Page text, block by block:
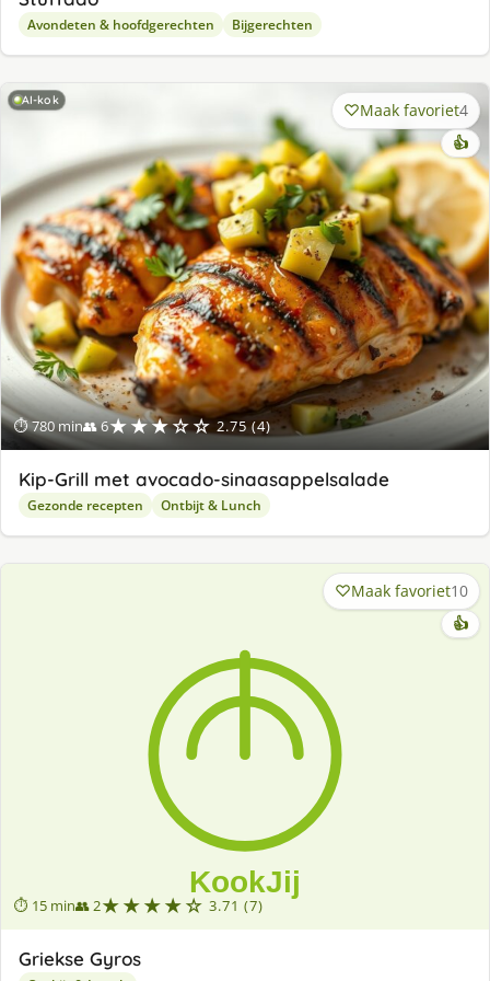
Avondeten & hoofdgerechten Bijgerechten
AI-kok
⏱ 780 min👥 6★★★☆☆ 2.75 (4)
Maak favoriet4
👍
Kip-Grill met avocado-sinaasappelsalade
Gezonde recepten Ontbijt & Lunch
⏱ 15 min👥 2★★★★☆ 3.71 (7)
Maak favoriet10
👍
Griekse Gyros